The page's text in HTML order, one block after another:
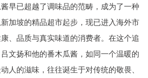
早已超越了调味品的范畴，成为了一种
加坡的精品超市起步，现已进入海外市
、品质与真实味道的消费者。在这个追
文扬和他的番木瓜酱，如同一个温暖的
人的滋味，往往诞生于对传统的敬畏、